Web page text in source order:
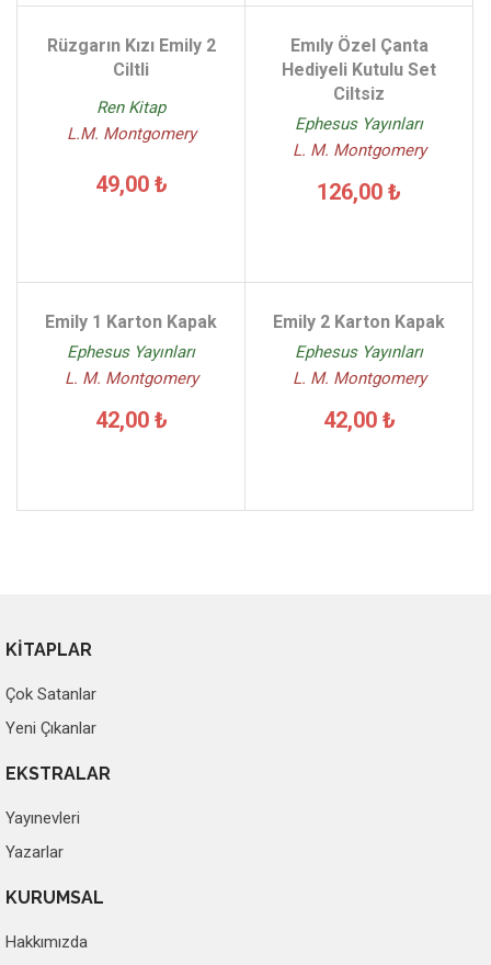
Rüzgarın Kızı Emily 2
Ciltli
Ren Kitap
L.M. Montgomery
49,00 ₺
Emıly Özel Çanta
Hediyeli Kutulu Set
Ciltsiz
Ephesus Yayınları
L. M. Montgomery
126,00 ₺
Emily 1 Karton Kapak
Ephesus Yayınları
L. M. Montgomery
42,00 ₺
Emily 2 Karton Kapak
Ephesus Yayınları
L. M. Montgomery
42,00 ₺
KİTAPLAR
Çok Satanlar
Yeni Çıkanlar
EKSTRALAR
Yayınevleri
Yazarlar
KURUMSAL
Hakkımızda